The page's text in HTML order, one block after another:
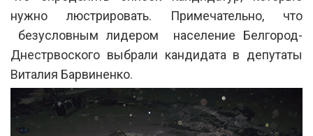
нужно люстрировать. Примечательно, что
безусловным лидером население Белгород-
Днестрвоского выбрали кандидата в депутаты
Виталия Барвиненко.